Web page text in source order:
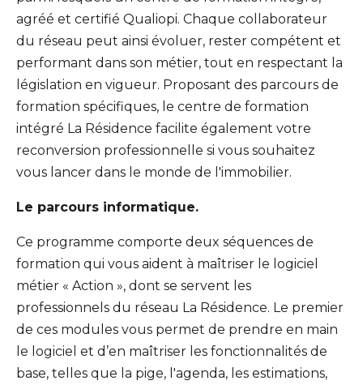
agréé et certifié Qualiopi. Chaque collaborateur
du réseau peut ainsi évoluer, rester compétent et
performant dans son métier, tout en respectant la
législation en vigueur. Proposant des parcours de
formation spécifiques, le centre de formation
intégré La Résidence facilite également votre
reconversion professionnelle si vous souhaitez
vous lancer dans le monde de l'immobilier.
Le parcours informatique.
Ce programme comporte deux séquences de
formation qui vous aident à maîtriser le logiciel
métier « Action », dont se servent les
professionnels du réseau La Résidence. Le premier
de ces modules vous permet de prendre en main
le logiciel et d’en maîtriser les fonctionnalités de
base, telles que la pige, l'agenda, les estimations,